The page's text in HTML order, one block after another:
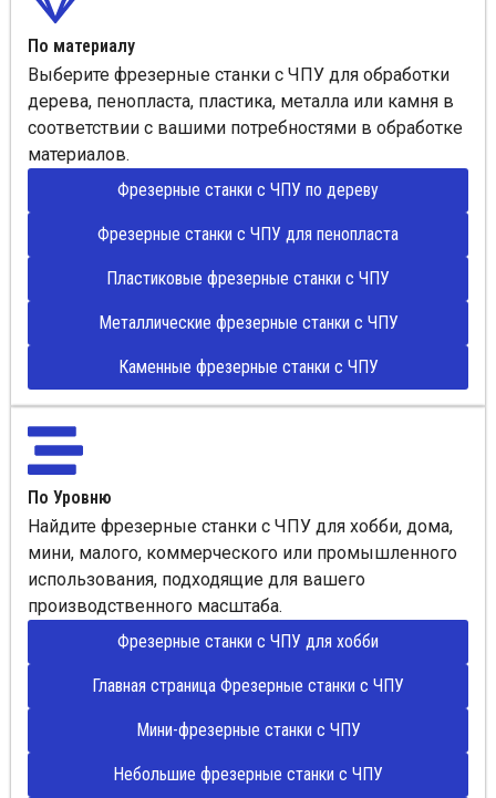
По материалу
Выберите фрезерные станки с ЧПУ для обработки
дерева, пенопласта, пластика, металла или камня в
соответствии с вашими потребностями в обработке
материалов.
Фрезерные станки с ЧПУ по дереву
Фрезерные станки с ЧПУ для пенопласта
Пластиковые фрезерные станки с ЧПУ
Металлические фрезерные станки с ЧПУ
Каменные фрезерные станки с ЧПУ
По Уровню
Найдите фрезерные станки с ЧПУ для хобби, дома,
мини, малого, коммерческого или промышленного
использования, подходящие для вашего
производственного масштаба.
Фрезерные станки с ЧПУ для хобби
Главная страница Фрезерные станки с ЧПУ
Мини-фрезерные станки с ЧПУ
Небольшие фрезерные станки с ЧПУ